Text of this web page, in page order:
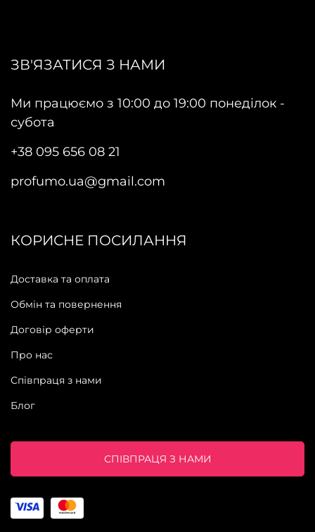
ЗВ'ЯЗАТИСЯ З НАМИ
Ми працюємо з 10:00 до 19:00 понеділок -
субота
+38 095 656 08 21
profumo.ua@gmail.com
КОРИСНЕ ПОСИЛАННЯ
Доставка та оплата
Обмін та повернення
Договір оферти
Про нас
Співпраця з нами
Блог
СПІВПРАЦЯ З НАМИ